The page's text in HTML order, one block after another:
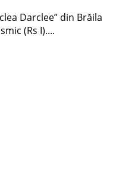
Darclee” din Brăila
(Rs I)....